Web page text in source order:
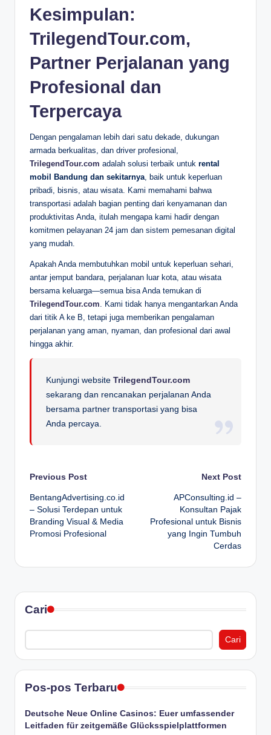
Kesimpulan:
TrilegendTour.com,
Partner Perjalanan yang
Profesional dan
Terpercaya
Dengan pengalaman lebih dari satu dekade, dukungan
armada berkualitas, dan driver profesional,
TrilegendTour.com adalah solusi terbaik untuk rental
mobil Bandung dan sekitarnya, baik untuk keperluan
pribadi, bisnis, atau wisata. Kami memahami bahwa
transportasi adalah bagian penting dari kenyamanan dan
produktivitas Anda, itulah mengapa kami hadir dengan
komitmen pelayanan 24 jam dan sistem pemesanan digital
yang mudah.
Apakah Anda membutuhkan mobil untuk keperluan sehari,
antar jemput bandara, perjalanan luar kota, atau wisata
bersama keluarga—semua bisa Anda temukan di
TrilegendTour.com. Kami tidak hanya mengantarkan Anda
dari titik A ke B, tetapi juga memberikan pengalaman
perjalanan yang aman, nyaman, dan profesional dari awal
hingga akhir.
Kunjungi websiteTrilegendTour.com
sekarang dan rencanakan perjalanan Anda
bersama partner transportasi yang bisa
Anda percaya.
Post
navigation
Previous Post
BentangAdvertising.co.id
– Solusi Terdepan untuk
Branding Visual & Media
Promosi Profesional
Next Post
APConsulting.id –
Konsultan Pajak
Profesional untuk Bisnis
yang Ingin Tumbuh
Cerdas
Cari
Cari
Pos-pos Terbaru
Deutsche Neue Online Casinos: Euer umfassender
Leitfaden für zeitgemäße Glücksspielplattformen